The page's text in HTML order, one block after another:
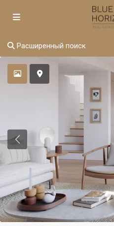
Расширенный поиск